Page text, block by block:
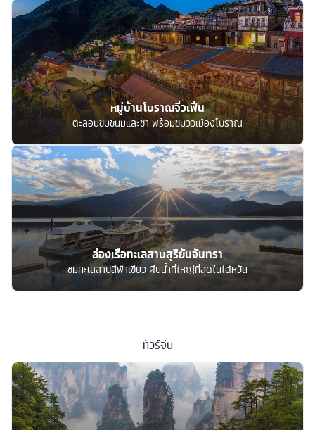
หมู่บ้านโบราณจิ่วเฟิ่น
ตะลอนชิมขนมและชา พร้อมชมวิวเมืองโบราณ
ล่องเรือทะเลสาบสุริยันจันทรา
ชมทะเลสาปสีฟ้าเขียว ผืนน้ำที่ใหญ่ที่สุดในไต้หวัน
ทัวร์จีน